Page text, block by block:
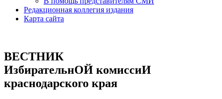
Редакционная коллегия издания
Карта сайта
ВЕСТНИК
ИзбирательнОЙ комиссиИ
краснодарского края